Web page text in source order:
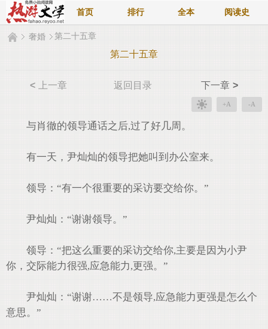
首页 排行 全本 阅读史
奢婚 第二十五章
第二十五章
< 上一章 返回目录 下一章 >
+A -A
与肖徹的领导通话之后,过了好几周。
有一天，尹灿灿的领导把她叫到办公室来。
领导：“有一个很重要的采访要交给你。”
尹灿灿：“谢谢领导。”
领导：“把这么重要的采访交给你,主要是因为小尹
你，交际能力很强,应急能力,更强。”
尹灿灿：“谢谢……不是领导,应急能力更强是怎么个
意思。”